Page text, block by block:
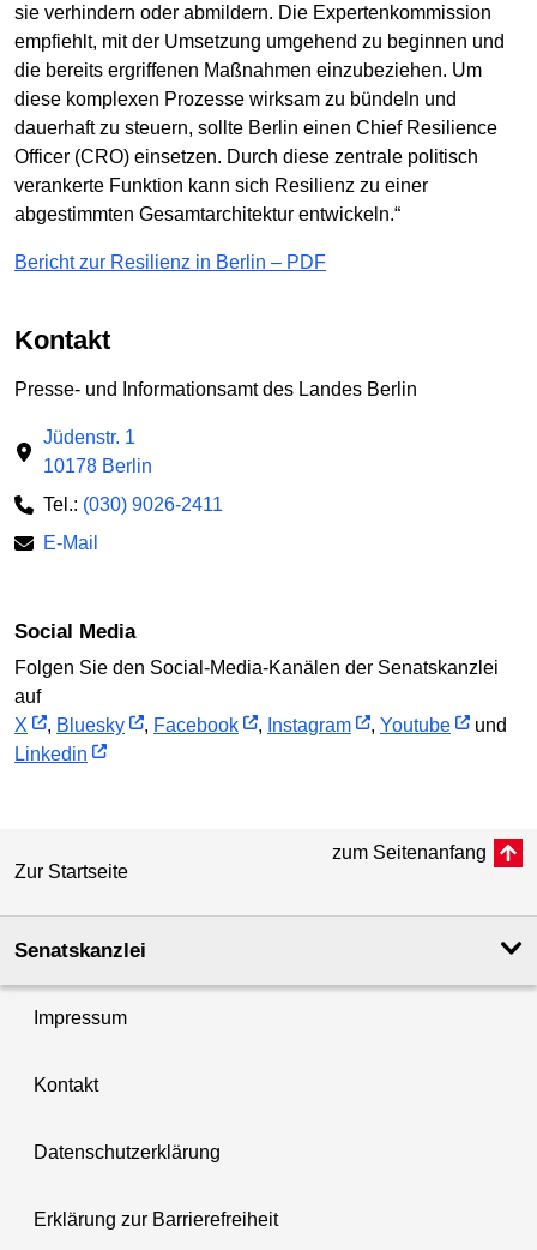
sie verhindern oder abmildern. Die Expertenkommission
empfiehlt, mit der Umsetzung umgehend zu beginnen und
die bereits ergriffenen Maßnahmen einzubeziehen. Um
diese komplexen Prozesse wirksam zu bündeln und
dauerhaft zu steuern, sollte Berlin einen Chief Resilience
Officer (CRO) einsetzen. Durch diese zentrale politisch
verankerte Funktion kann sich Resilienz zu einer
abgestimmten Gesamtarchitektur entwickeln.“
Bericht zur Resilienz in Berlin – PDF
Kontakt
Presse- und Informationsamt des Landes Berlin
Jüdenstr. 1
10178 Berlin
Tel.: (030) 9026-2411
E-Mail
Social Media
Folgen Sie den Social-Media-Kanälen der Senatskanzlei
auf
X
, Bluesky , Facebook , Instagram , Youtube
und
Linkedin
Zur Startseite
zum Seitenanfang
Senatskanzlei
Impressum
Kontakt
Datenschutzerklärung
Erklärung zur Barrierefreiheit